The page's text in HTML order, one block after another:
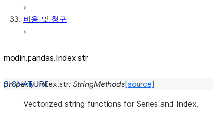
비용 및 청구
modin.pandas.Index.str
property Index.str: StringMethods[source]
Vectorized string functions for Series and Index.